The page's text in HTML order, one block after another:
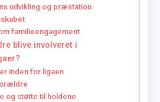
udvikling og præstation
familieengagement
blive involveret i
inden for ligaen
og støtte til holdene